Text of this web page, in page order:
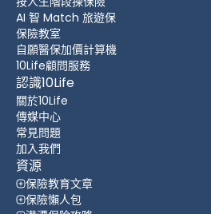
AI 智 Match 旅遊保
保險教室
自願醫保加價計算機
10Life顧問服務
認識10Life
關於10Life
傳媒中心
常見問題
加入我們
資源
保險教育文章
保險懶人包